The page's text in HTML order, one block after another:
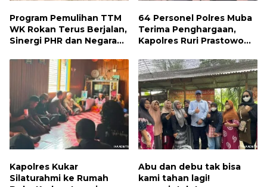
Program Pemulihan TTM
WK Rokan Terus Berjalan,
Sinergi PHR dan Negara
Lingkungan dan Manfaat
Ekonomi Daerah
64 Personel Polres Muba
Terima Penghargaan,
Kapolres Ruri Prastowo
Prestasi Anggota
Kapolres Kukar
Silaturahmi ke Rumah
Abu dan debu tak bisa
kami tahan lagi!